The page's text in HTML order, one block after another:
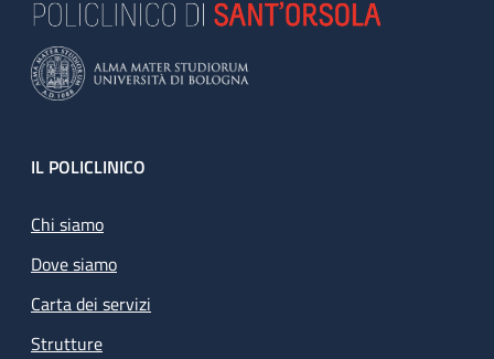
Footer
IL POLICLINICO
Chi siamo
Dove siamo
Carta dei servizi
Strutture